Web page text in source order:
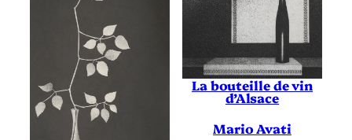
La bouteille de vin
d’Alsace
Mario Avati